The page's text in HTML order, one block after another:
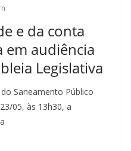
e da conta
em audiência
Legislativa
Saneamento Público
05, às 13h30, a